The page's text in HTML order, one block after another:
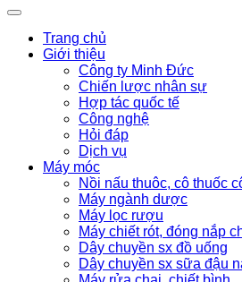
Trang chủ
Giới thiệu
Công ty Minh Đức
Chiến lược nhân sự
Hợp tác quốc tế
Công nghệ
Hỏi đáp
Dịch vụ
Máy móc
Nồi nấu thuôc, cô thuốc
Máy ngành dược
Máy lọc rượu
Máy chiết rót, đóng nắp
Dây chuyền sx đồ uống
Dây chuyền sx sữa đậu